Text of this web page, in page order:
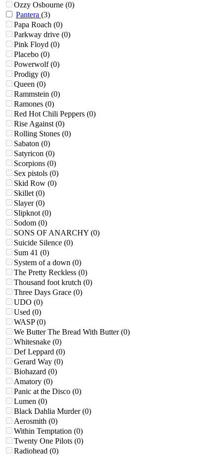
Ozzy Osbourne (0)
Pantera (3)
Papa Roach (0)
Parkway drive (0)
Pink Floyd (0)
Placebo (0)
Powerwolf (0)
Prodigy (0)
Queen (0)
Rammstein (0)
Ramones (0)
Red Hot Chili Peppers (0)
Rise Against (0)
Rolling Stones (0)
Sabaton (0)
Satyricon (0)
Scorpions (0)
Sex pistols (0)
Skid Row (0)
Skillet (0)
Slayer (0)
Slipknot (0)
Sodom (0)
SONS OF ANARCHY (0)
Suicide Silence (0)
Sum 41 (0)
System of a down (0)
The Pretty Reckless (0)
Thousand foot krutch (0)
Three Days Grace (0)
UDO (0)
Used (0)
WASP (0)
We Butter The Bread With Butter (0)
Whitesnake (0)
Def Leppard (0)
Gerard Way (0)
Biohazard (0)
Amatory (0)
Panic at the Disco (0)
Lumen (0)
Black Dahlia Murder (0)
Aerosmith (0)
Within Temptation (0)
Twenty One Pilots (0)
Radiohead (0)